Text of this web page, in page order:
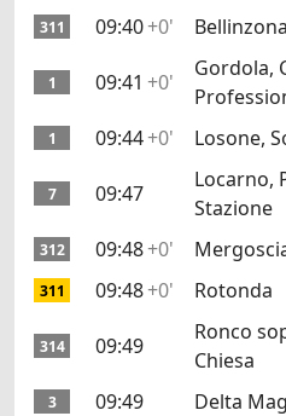
311 09:40+0'
1 09:41 +0'
Gordola,
1 09:44+0' Losone,
7 09:47
Locarno,
Stazione
312 09:48+0'
311 09:48+0' Rotonda
314 09:49
Ronco
Chiesa
3 09:49 Delta